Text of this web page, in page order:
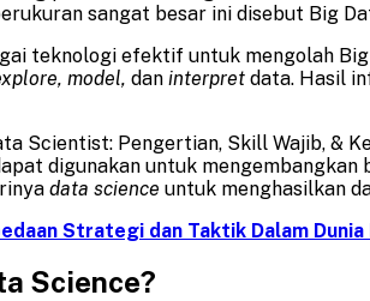
sangat besar ini disebut Big
teknologi efektif untuk mengolah
model, dan interpret data. Hasil
Scientist: Pengertian, Skill Wajib, &
digunakan untuk
data science untuk menghasilkan
Strategi dan Taktik Dalam Dunia
Science?